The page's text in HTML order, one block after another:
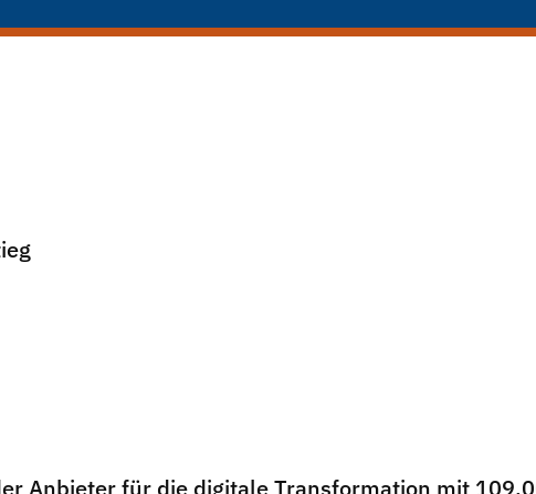
Anbieter für die digitale Transformation mit